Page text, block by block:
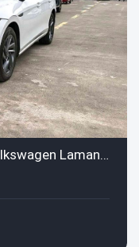
Volkswagen Lamando 2024 Volkswagen LamandoL 200TSI DSG